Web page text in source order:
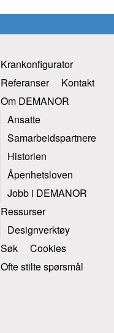
Krankonfigurator
Referanser
Kontakt
Om DEMANOR
Ansatte
Samarbeidspartnere
Historien
Åpenhetsloven
Jobb i DEMANOR
Ressurser
Designverktøy
Søk
Cookies
Ofte stilte spørsmål